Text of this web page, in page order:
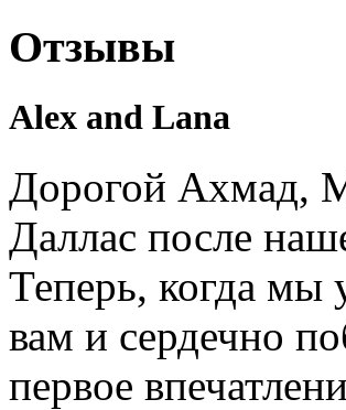
Отзывы
Alex and Lana
Дорогой Ахмад,
Даллас после
Теперь, когда мы
вам и сердечно
первое